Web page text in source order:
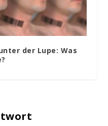
der Lupe: Was